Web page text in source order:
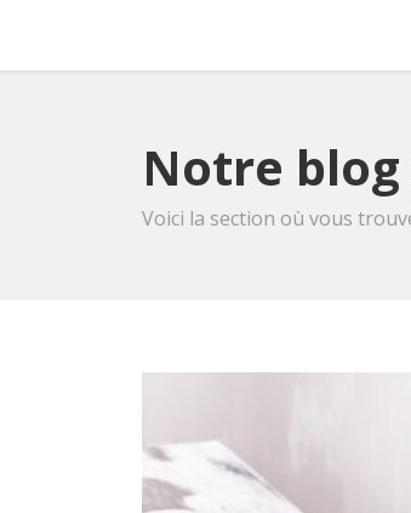
Notre
Voici la section où vous